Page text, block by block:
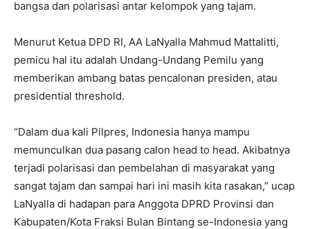
bangsa dan polarisasi antar kelompok yang tajam.
Menurut Ketua DPD RI, AA LaNyalla Mahmud Mattalitti,
pemicu hal itu adalah Undang-Undang Pemilu yang
memberikan ambang batas pencalonan presiden, atau
presidential threshold.
“Dalam dua kali Pilpres, Indonesia hanya mampu
memunculkan dua pasang calon head to head. Akibatnya
terjadi polarisasi dan pembelahan di masyarakat yang
sangat tajam dan sampai hari ini masih kita rasakan,” ucap
LaNyalla di hadapan para Anggota DPRD Provinsi dan
Kabupaten/Kota Fraksi Bulan Bintang se-Indonesia yang